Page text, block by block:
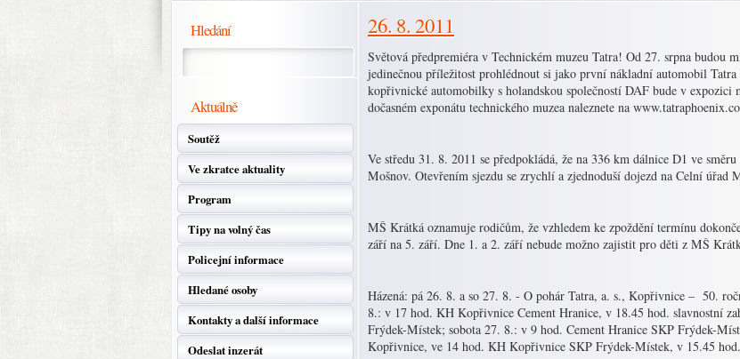
Hledání
Aktuálně
Soutěž
Ve zkratce aktuality
Program
Tipy na volný čas
Policejní informace
Hledané osoby
Kontakty a další informace
Odeslat inzerát
26. 8. 2011
Světová předpremiéra v Technickém muzeu Tatra! Od 27. srpna budou
jedinečnou příležitost prohlédnout si jako první nákladní automobil
kopřivnické automobilky s holandskou společností DAF bude v
dočasném exponátu technického muzea naleznete na
Ve středu 31. 8. 2011 se předpokládá, že na 336 km dálnice D1 ve
Mošnov. Otevřením sjezdu se zrychlí a zjednoduší dojezd na Celní úřad
MŠ Krátká oznamuje rodičům, že vzhledem ke zpoždění termínu
září na 5. září. Dne 1. a 2. září nebude možno zajistit pro děti z MŠ
Házená: pá 26. 8. a so 27. 8. ‑ O pohár Tatra, a. s., Kopřivnice – 50.
8.: v 17 hod. KH Kopřivnice Cement Hranice, v 18.45 hod. slavnostní
Frýdek-Místek; sobota 27. 8.: v 9 hod. Cement Hranice SKP Frýdek-
Kopřivnice, ve 14 hod. KH Kopřivnice SKP Frýdek-Místek, v 15.45